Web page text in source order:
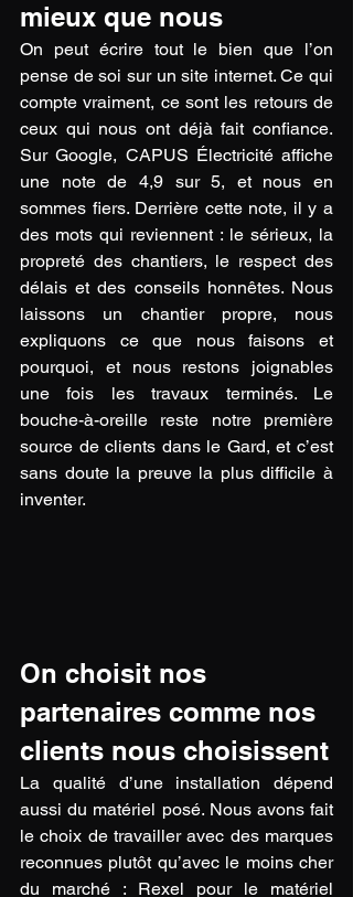
mieux que nous
On peut écrire tout le bien que l’on
pense de soi sur un site internet. Ce qui
compte vraiment, ce sont les retours de
ceux qui nous ont déjà fait confiance.
Sur Google, CAPUS Électricité affiche
une note de 4,9 sur 5, et nous en
sommes fiers. Derrière cette note, il y a
des mots qui reviennent : le sérieux, la
propreté des chantiers, le respect des
délais et des conseils honnêtes. Nous
laissons un chantier propre, nous
expliquons ce que nous faisons et
pourquoi, et nous restons joignables
une fois les travaux terminés. Le
bouche-à-oreille reste notre première
source de clients dans le Gard, et c’est
sans doute la preuve la plus difficile à
inventer.
On choisit nos
partenaires comme nos
clients nous choisissent
La qualité d’une installation dépend
aussi du matériel posé. Nous avons fait
le choix de travailler avec des marques
reconnues plutôt qu’avec le moins cher
du marché : Rexel pour le matériel